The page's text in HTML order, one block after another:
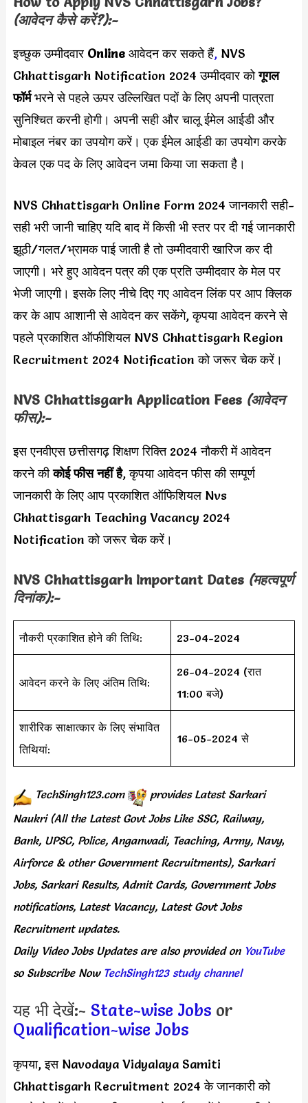
(आवेदन कैसे करें?):-
इच्छुक उम्मीदवार Online आवेदन कर सकते हैं, NVS
Chhattisgarh Notification 2024 उम्मीदवार कोगूगल
फॉर्मभरने से पहले ऊपर उल्लिखित पदों के लिए अपनी पात्रता
सुनिश्चित करनी होगी। अपनी सही और चालू ईमेल आईडी और
मोबाइल नंबर का उपयोग करें। एक ईमेल आईडी का उपयोग करके
केवल एक पद के लिए आवेदन जमा किया जा सकता है।
NVS Chhattisgarh Online Form 2024 जानकारी सही-
सही भरी जानी चाहिए यदि बाद में किसी भी स्तर पर दी गई जानकारी
झूठी/गलत/भ्रामक पाई जाती है तो उम्मीदवारी खारिज कर दी
जाएगी। भरे हुए आवेदन पत्र की एक प्रति उम्मीदवार के मेल पर
भेजी जाएगी। इसके लिए नीचे दिए गए आवेदन लिंक पर आप क्लिक
कर के आप आशानी से आवेदन कर सकेंगे, कृपया आवेदन करने से
पहले प्रकाशित ऑफीशियल NVS Chhattisgarh Region
Recruitment 2024 Notification को जरूर चेक करें।
NVS Chhattisgarh Application Fees (आवेदन
फीस):-
इस एनवीएस छत्तीसगढ़ शिक्षण रिक्ति 2024 नौकरी में आवेदन
करने कीकोई फीस नहीं है, कृपया आवेदन फीस की सम्पूर्ण
जानकारी के लिए आप प्रकाशित ऑफिशियल Nvs
Chhattisgarh Teaching Vacancy 2024
Notification को जरूर चेक करें।
NVS Chhattisgarh Important Dates (महत्वपूर्ण
दिनांक):-
नौकरी प्रकाशित होने की तिथि: 23-04-2024
आवेदन करने के लिए अंतिम तिथि:
26-04-2024 (रात
11:00 बजे)
शारीरिक साक्षात्कार के लिए संभावित
तिथियां:
16-05-2024 से
TechSingh123.com provides Latest Sarkari
Naukri (All the Latest Govt Jobs Like SSC, Railway,
Bank, UPSC, Police, Anganwadi, Teaching, Army, Navy,
Airforce & other Government Recruitments), Sarkari
Jobs, Sarkari Results, Admit Cards, Government Jobs
notifications, Latest Vacancy, Latest Govt Jobs
Recruitment updates.
Daily Video Jobs Updates are also provided onYouTube
so Subscribe Now TechSingh123 study channel
यह भी देखें:- State-wise Jobs or
Qualification-wise Jobs
कृपया, इस Navodaya Vidyalaya Samiti
Chhattisgarh Recruitment 2024 के जानकारी को